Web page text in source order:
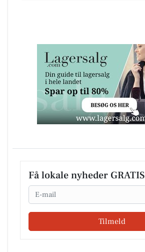
Få lokale nyheder GRATIS
Email
Tilmeld